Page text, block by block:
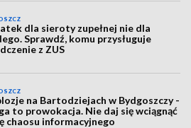
dla sieroty zupełnej nie dla
Sprawdź, komu przysługuje
z ZUS
na Bartodziejach w Bydgoszczy -
to prowokacja. Nie daj się wciągnąć
chaosu informacyjnego